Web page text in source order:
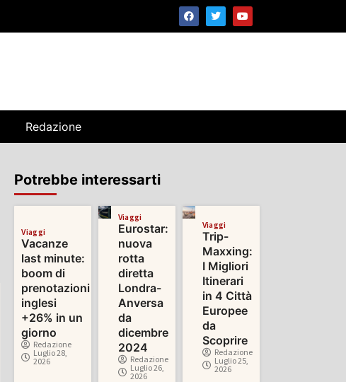
Redazione
Potrebbe interessarti
Viaggi
Vacanze
last minute:
boom di
prenotazioni
inglesi
+26% in un
giorno
Redazione
Luglio 28,
2026
Viaggi
Eurostar:
nuova
rotta
diretta
Londra-
Anversa
da
dicembre
2024
Redazione
Luglio 26,
2026
Viaggi
Trip-
Maxxing:
I Migliori
Itinerari
in 4 Città
Europee
da
Scoprire
Redazione
Luglio 25,
2026